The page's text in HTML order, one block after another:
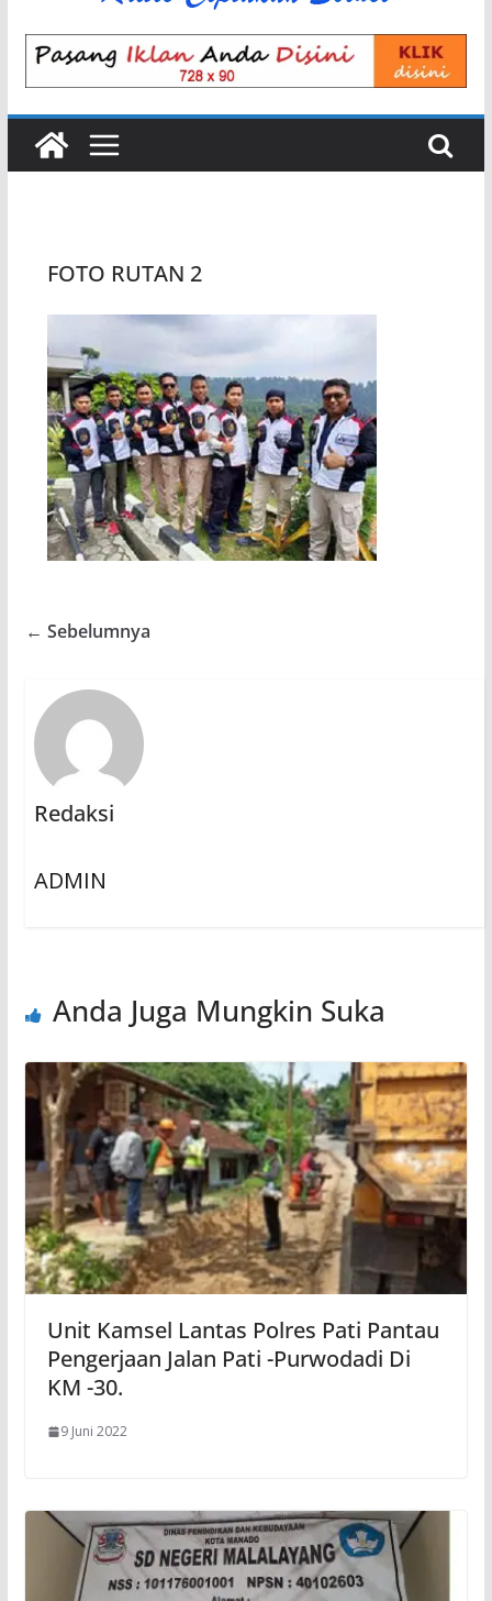
FOTO RUTAN 2
← Sebelumnya
Redaksi
ADMIN
Anda Juga Mungkin Suka
Unit Kamsel Lantas Polres Pati Pantau
Pengerjaan Jalan Pati -Purwodadi Di
KM -30.
9 Juni 2022